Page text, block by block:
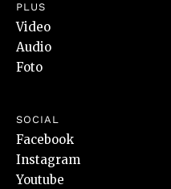
PLUS
Video
Audio
Foto
SOCIAL
Facebook
Instagram
Youtube